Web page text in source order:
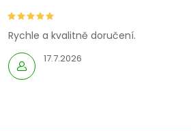
17.7.2026
Rychle a kvalitně doručení.